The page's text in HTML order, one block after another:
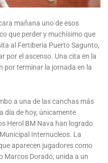
mañana uno de esos
que perder y muchísimo que
al Fertiberia Puerto Sagunto,
por el ascenso. Una cita en la
por terminar la jornada en la
a una de las canchas más
día de hoy, únicamente
Herol BM Nava han logrado
Internucleos. La
aparecen jugadores como
Marcos Dorado, unida a un